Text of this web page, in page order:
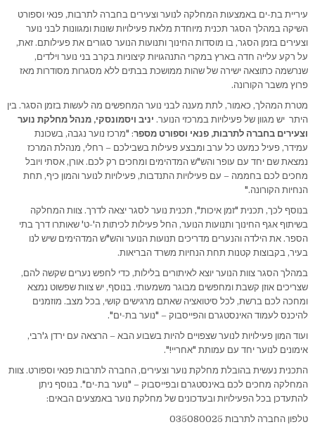
עיריית בת-ים באמצעות המחלקה לנוער וצעירים בחברה לתרבות, פנאי וספורט
השיקה במהלך הסגר תכנית מיוחדת מלאת פעילויות שונות ומגוונות לבני נוער
וצעירים בזמן הסגר, בו מוסדות החינוך ותנועות הנוער סגורים את פעילותם. זאת,
על רקע עלייה חדה בארץ במקרי התנהגויות קיצוניות בקרב בני נוער וילדים,
שנרשמה כתוצאה ישירה של שהות ממושכת בבתים ללא מסגרות מסודרות מאז
פרוץ משבר הקורונה.
מטרת המהלך, כאמור, לתת מענה לבני נוער המחפשים מה לעשות בזמן הסגר. בין
היתר יש מגוון של פעילויות במרכזי הנוער. יניב ויסמונסקי, מנהל מחלקת נוער
וצעירים בחברה לתרבות, פנאי וספורט מספר: "מרכז נוער נגבה, בשכונת
עמידר, פעיל כמעט כל ערב ומבצע פעילות בשבילכם – רחלי, מנהלת המרכז
נמצאת שם יחד עם עופר והש"ש המדהימים ומחכים רק לכם. אורן, אסתי ויובל
מחכים לכם בחממה – עם פעילויות התנדבות, פעילויות לנוער והמון כיף, תחת
הנחיות הקורונה."
בנוסף לכך, תכנית "זמן איכות", תכנית נוער לסגר יצאה לדרך. צוות המחלקה
בשיתוף אגף החינוך ותנועות הנוער, החל פעילות לכיתות ה'-ט' שאותרו דרך בתי
הספר. את הילדה והנערים מדריכים תנועות הנוער והש"ש המדהימים שיש לנו
בעיר, בקבוצות קטנות תחת הנחיות משרד הבריאות.
במהלך הסגר צוות הנוער יוצא לאיתורים בלילות, כדי לחפש נערים שקשה להם,
שצריכים אוזן קשבת ומחפשים מבוגר משמעותי. בנוסף, יש צוות שפשוט נמצא
ומחכה לכם ברשת, לכל סיטואציה שאתם מרגישים קושי, בכל מצב. מוזמנים
להיכנס לעמוד האינסטגרם והפייסבוק – "נוער בת-ים".
ועוד המון פעילויות לנוער שצפויים להיות בשבוע הבא – הרצאה עם ירדן ג'רבי,
אימונים לנוער יחד עם עמותת "אחריי!".
התכנית נעשית בהובלת מחלקת נוער וצעירים, החברה לתרבות פנאי וספורט. צוות
המחלקה מחכים לכם באינסטגרם ובפייסבוק – "נוער בת-ים". בנוסף ניתן
להתעדכן בכל הפעילויות ובעדכונים של מחלקת נוער באמצעים הבאים:
טלפון החברה לתרבות 035080025